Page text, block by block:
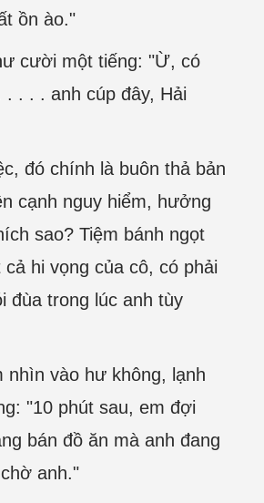
ồn ào."
cười một tiếng: "Ừ, có
. . . . anh cúp đây, Hải
đó chính là buôn thả bản
cạnh nguy hiểm, hưởng
sao? Tiệm bánh ngọt
hi vọng của cô, có phải
đùa trong lúc anh tùy
nhìn vào hư không, lạnh
"10 phút sau, em đợi
bán đồ ăn mà anh đang
anh."